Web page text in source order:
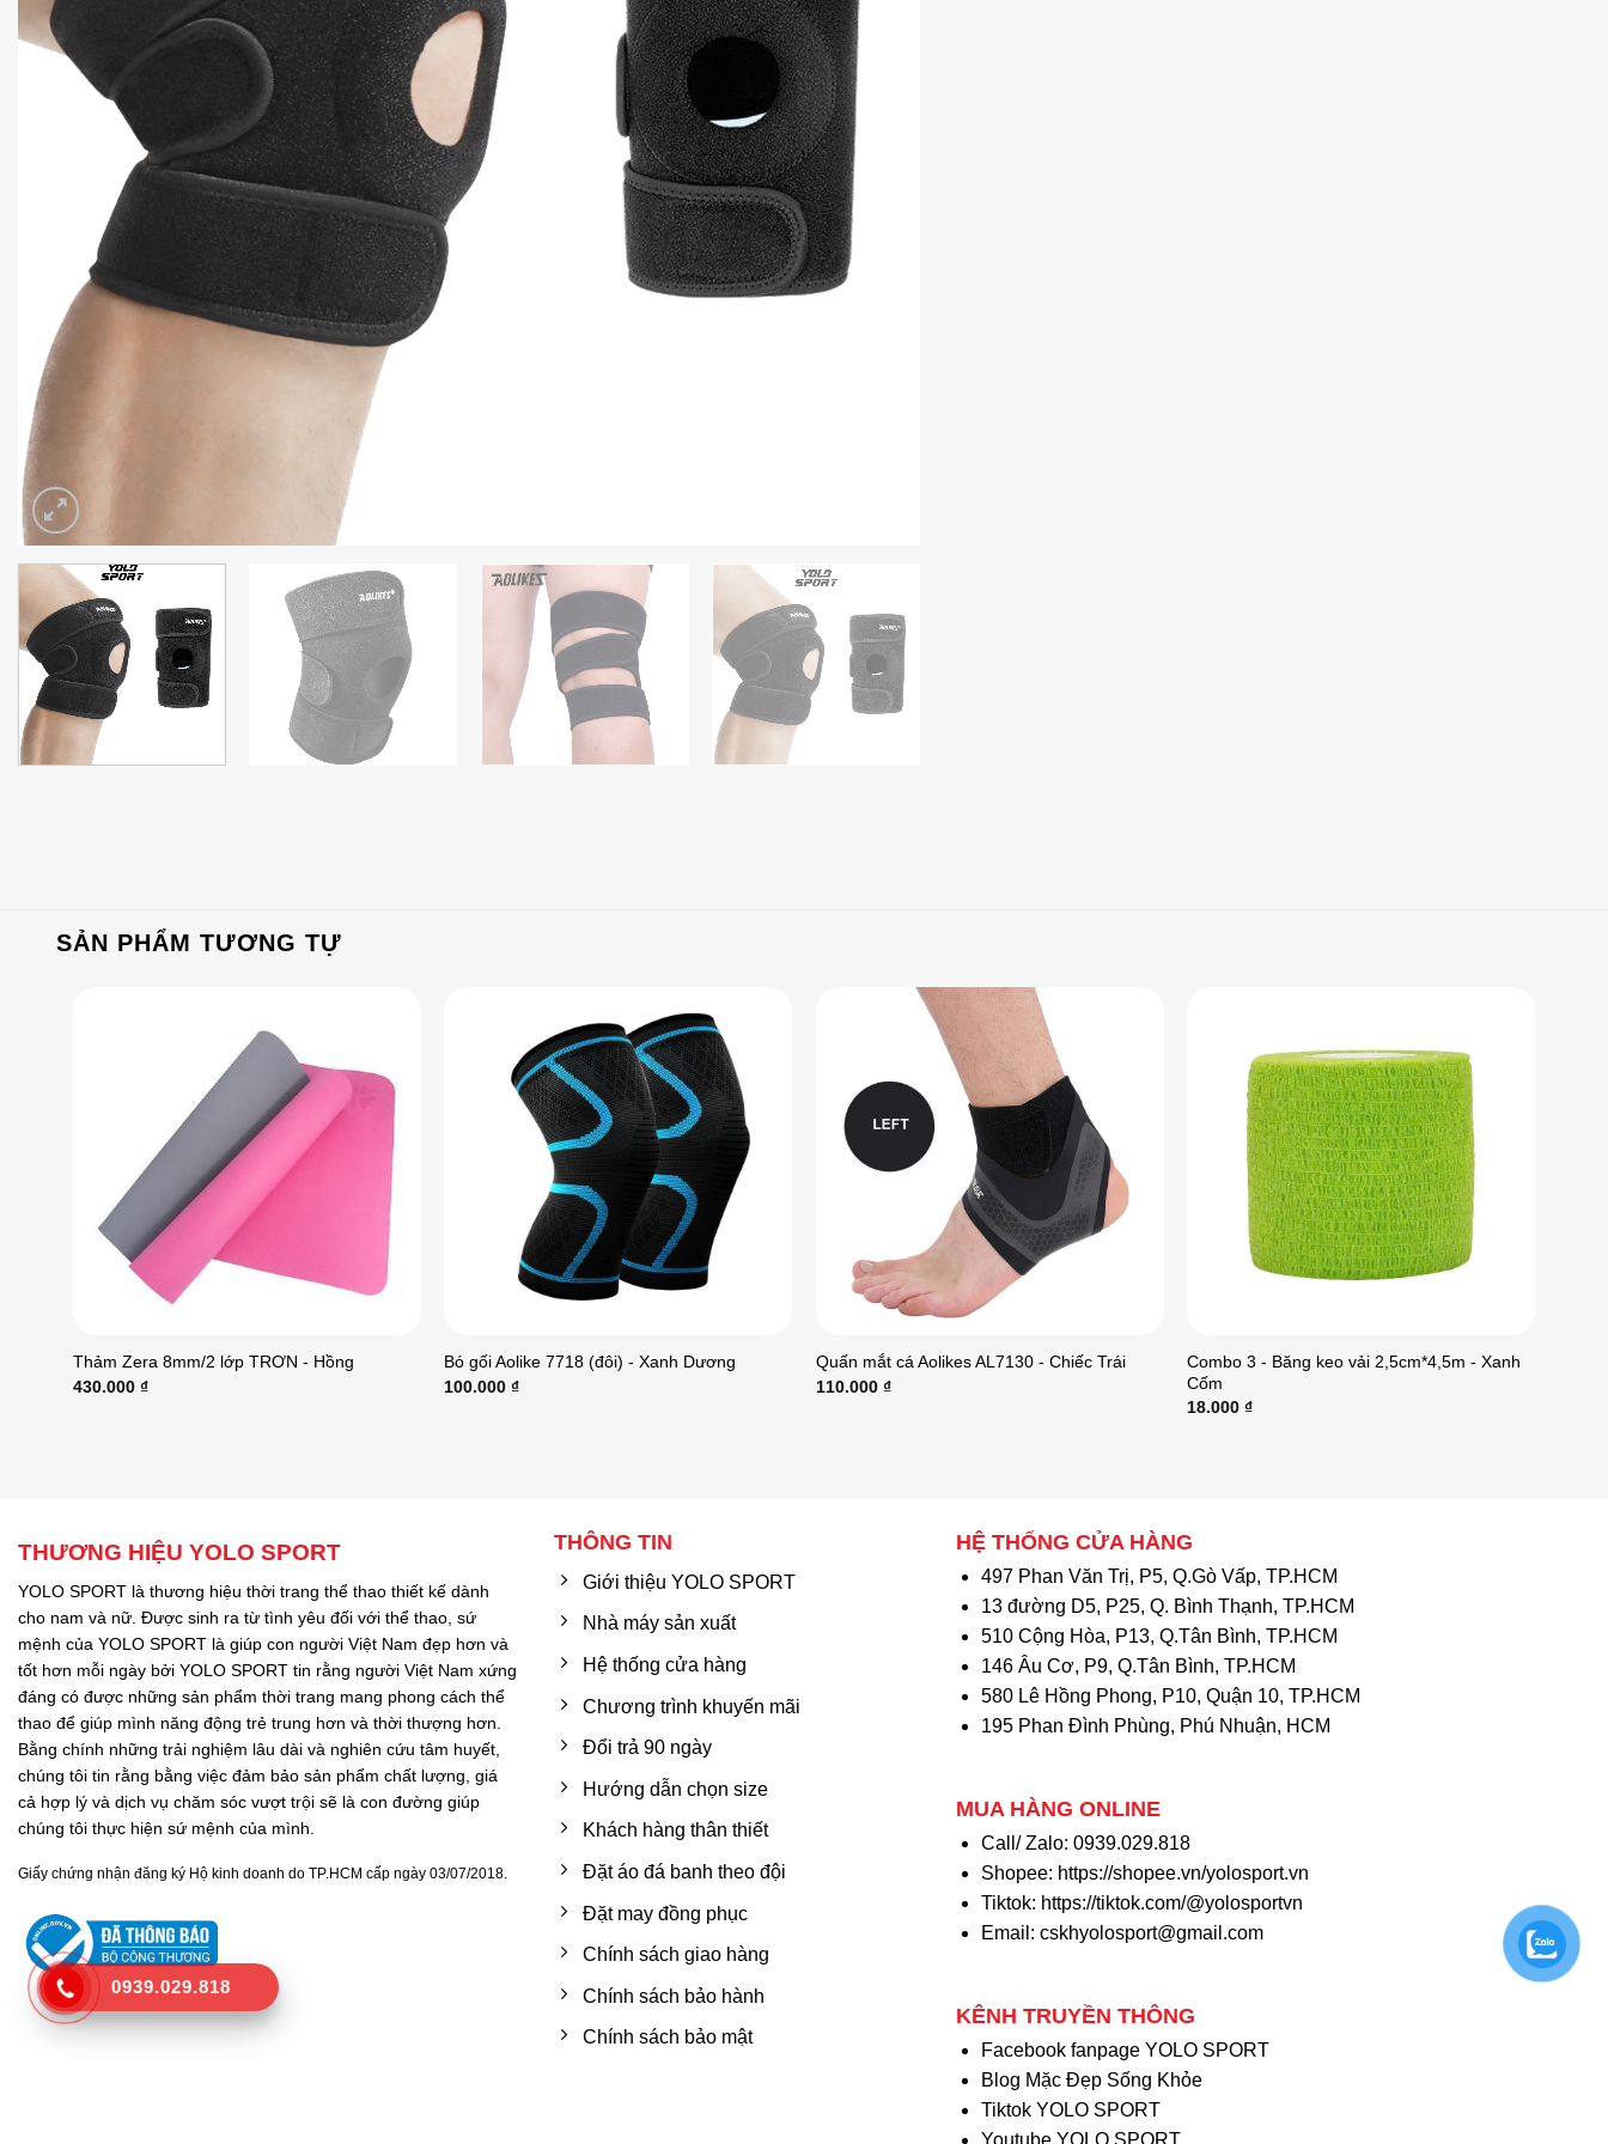
SẢN PHẨM TƯƠNG TỰ
Thảm Zera 8mm/2 lớp TRƠN - Hồng
430.000 ₫
Bó gối Aolike 7718 (đôi) - Xanh Dương
100.000₫
Quấn mắt cá Aolikes AL7130 - Chiếc Trái
110.000 ₫
Combo 3 - Băng keo vải 2,5cm*4,5m - Xanh
Cốm
18.000₫
THƯƠNG HIỆU YOLO SPORT
YOLO SPORT là thương hiệu thời trang thể thao thiết kế dành
cho nam và nữ. Được sinh ra từ tình yêu đối với thể thao, sứ
mệnh của YOLO SPORT là giúp con người Việt Nam đẹp hơn và
tốt hơn mỗi ngày bởi YOLO SPORT tin rằng người Việt Nam xứng
đáng có được những sản phẩm thời trang mang phong cách thể
thao để giúp mình năng động trẻ trung hơn và thời thượng hơn.
Bằng chính những trải nghiệm lâu dài và nghiên cứu tâm huyết,
chúng tôi tin rằng bằng việc đảm bảo sản phẩm chất lượng, giá
cả hợp lý và dịch vụ chăm sóc vượt trội sẽ là con đường giúp
chúng tôi thực hiện sứ mệnh của mình.
Giấy chứng nhận đăng ký Hộ kinh doanh do TP.HCM cấp ngày 03/07/2018.
THÔNG TIN
Giới thiệu YOLO SPORT
Nhà máy sản xuất
Hệ thống cửa hàng
Chương trình khuyến mãi
Đổi trả 90 ngày
Hướng dẫn chọn size
Khách hàng thân thiết
Đặt áo đá banh theo đội
Đặt may đồng phục
Chính sách giao hàng
Chính sách bảo hành
Chính sách bảo mật
HỆ THỐNG CỬA HÀNG
497 Phan Văn Trị, P5, Q.Gò Vấp, TP.HCM
13 đường D5, P25, Q. Bình Thạnh, TP.HCM
510 Cộng Hòa, P13, Q.Tân Bình, TP.HCM
146 Âu Cơ, P9, Q.Tân Bình, TP.HCM
580 Lê Hồng Phong, P10, Quận 10, TP.HCM
195 Phan Đình Phùng, Phú Nhuận, HCM
MUA HÀNG ONLINE
Call/ Zalo: 0939.029.818
Shopee: https://shopee.vn/yolosport.vn
Tiktok: https://tiktok.com/@yolosportvn
Email: cskhyolosport@gmail.com
KÊNH TRUYỀN THÔNG
Facebook fanpage YOLO SPORT
Blog Mặc Đẹp Sống Khỏe
Tiktok YOLO SPORT
Youtube YOLO SPORT
0939.029.818